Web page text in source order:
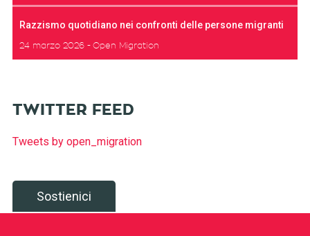
Razzismo quotidiano nei confronti delle persone migranti
24 marzo 2026 Open Migration
TWITTER FEED
Tweets by open_migration
Sostienici